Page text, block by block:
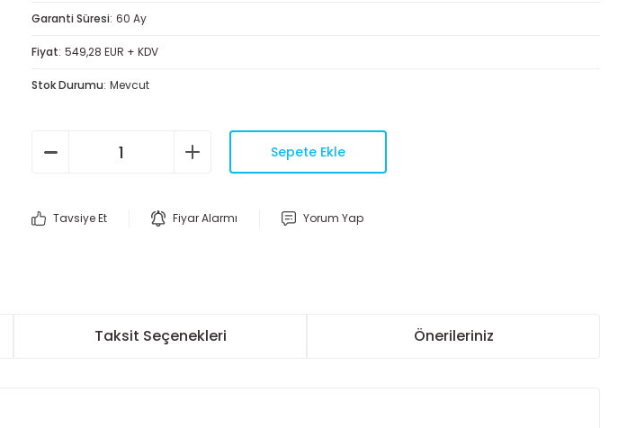
Garanti Süresi 60 Ay
Fiyat 549,28 EUR + KDV
Stok Durumu Mevcut
Sepete Ekle
Tavsiye Et Fiyar Alarmı Yorum Yap
Taksit Seçenekleri Önerileriniz